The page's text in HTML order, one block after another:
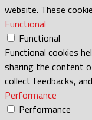
website. These
Functional
Functional
Functional cookies
sharing the content
collect feedbacks,
Performance
Performance